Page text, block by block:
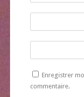
Enregistrer
commentaire.